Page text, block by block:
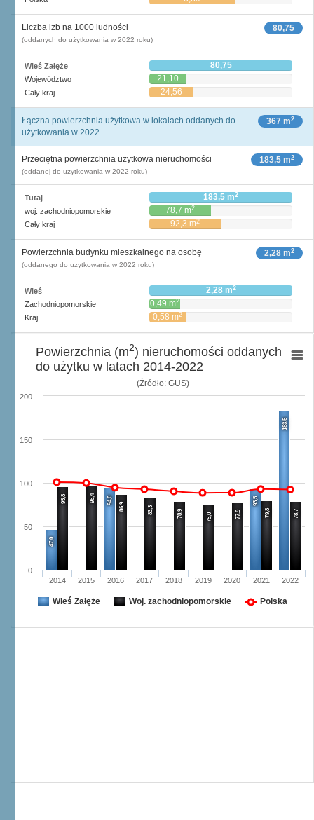
80,75
Liczba izb na 1000 ludności
(oddanych do użytkowania w 2022 roku)
Wieś Załęże 80,75
Województwo 21,10
Cały kraj 24,56
367 m2
Łączna powierzchnia użytkowa w lokalach oddanych do
użytkowania w 2022
183,5 m2
Przeciętna powierzchnia użytkowa nieruchomości
(oddanej do użytkowania w 2022 roku)
Tutaj 183,5 m2
woj. zachodniopomorskie 78,7 m2
Cały kraj 92,3 m2
2,28 m2
Powierzchnia budynku mieszkalnego na osobę
(oddanego do użytkowania w 2022 roku)
Wieś 2,28 m2
Zachodniopomorskie 0,49 m2
Kraj 0,58 m2
(Źródło: GUS)
47,0
94,0 93,5
183,5
95,8
96,4
86,9
83,3 78,9 75,0 77,9 79,8 78,7
2014 2015 2016 2017 2018 2019 2020 2021 2022
0
50
100
150
200
Powierzchnia (m2) nieruchomości oddanych
do użytku w latach 2014-2022
Wieś Załęże Woj. zachodniopomorskie Polska